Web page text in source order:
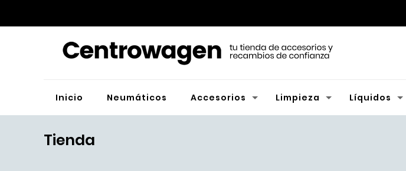
Inicio Neumáticos Accesorios Limpieza Líquidos
Tienda